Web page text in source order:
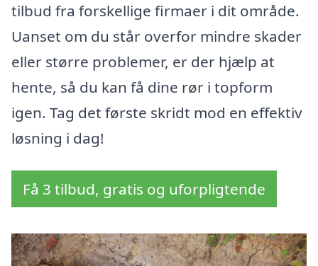
tilbud fra forskellige firmaer i dit område.
Uanset om du står overfor mindre skader
eller større problemer, er der hjælp at
hente, så du kan få dine rør i topform
igen. Tag det første skridt mod en effektiv
løsning i dag!
Få 3 tilbud, gratis og uforpligtende